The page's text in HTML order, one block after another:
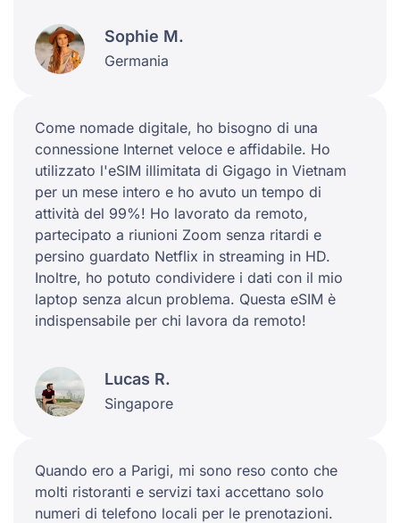
Sophie M.
Germania
Come nomade digitale, ho bisogno di una
connessione Internet veloce e affidabile. Ho
utilizzato l'eSIM illimitata di Gigago in Vietnam
per un mese intero e ho avuto un tempo di
attività del 99%! Ho lavorato da remoto,
partecipato a riunioni Zoom senza ritardi e
persino guardato Netflix in streaming in HD.
Inoltre, ho potuto condividere i dati con il mio
laptop senza alcun problema. Questa eSIM è
indispensabile per chi lavora da remoto!
Lucas R.
Singapore
Quando ero a Parigi, mi sono reso conto che
molti ristoranti e servizi taxi accettano solo
numeri di telefono locali per le prenotazioni.